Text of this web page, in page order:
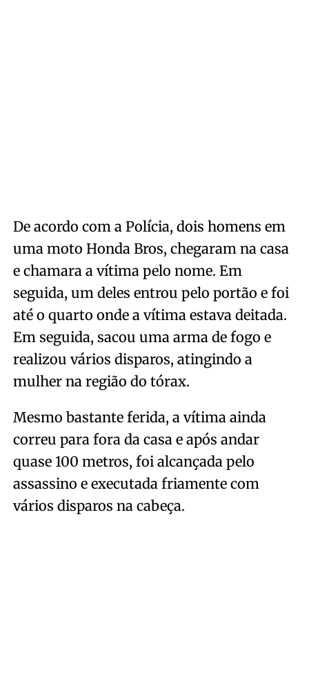
De acordo com a Polícia, dois homens em
uma moto Honda Bros, chegaram na casa
e chamara a vítima pelo nome. Em
seguida, um deles entrou pelo portão e foi
até o quarto onde a vítima estava deitada.
Em seguida, sacou uma arma de fogo e
realizou vários disparos, atingindo a
mulher na região do tórax.
Mesmo bastante ferida, a vítima ainda
correu para fora da casa e após andar
quase 100 metros, foi alcançada pelo
assassino e executada friamente com
vários disparos na cabeça.